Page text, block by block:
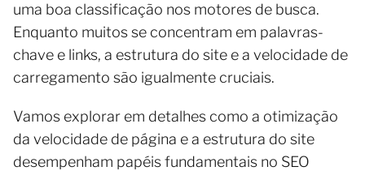
uma boa classificação nos motores de busca.
Enquanto muitos se concentram em palavras-
chave e links, a estrutura do site e a velocidade de
carregamento são igualmente cruciais.
Vamos explorar em detalhes como a otimização
da velocidade de página e a estrutura do site
desempenham papéis fundamentais no SEO